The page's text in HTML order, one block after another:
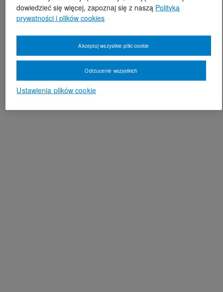
dowiedzieć się więcej, zapoznaj się z naszą Polityką
prywatności i plików cookies
Ustawienia plików cookie
Odrzucenie wszystkich
Akceptuj wszystkie pliki cookie